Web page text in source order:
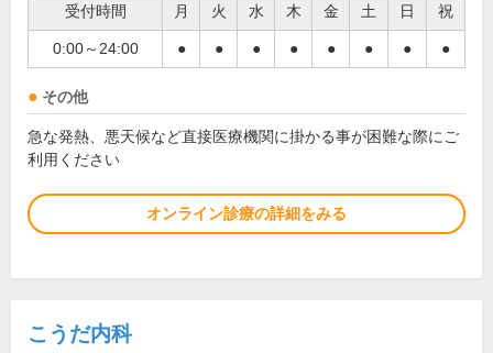
受付時間 月 火 水 木 金 土 日 祝
0:00～24:00 ● ● ● ● ● ● ● ●
その他
急な発熱、悪天候など直接医療機関に掛かる事が困難な際にご
利用ください
オンライン診療の詳細をみる
こうだ内科